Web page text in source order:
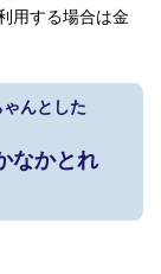
用する場合は金
んとした
なかとれ